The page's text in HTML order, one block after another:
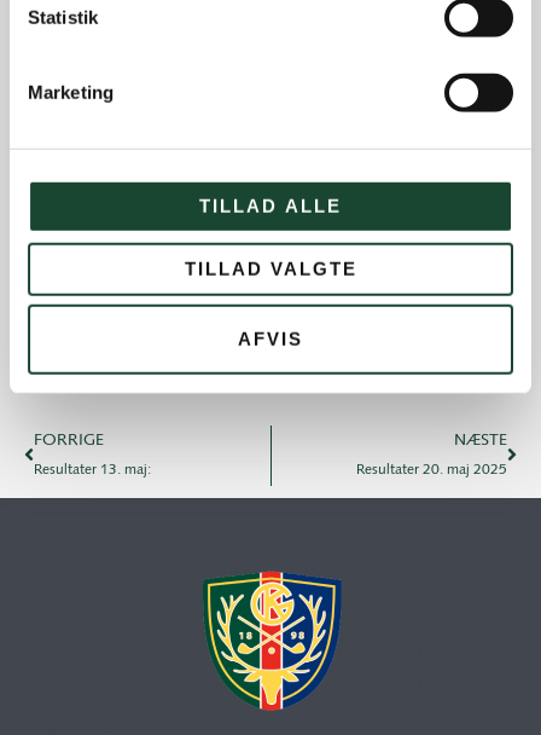
Statistik
Marketing
TILLAD ALLE
TILLAD VALGTE
AFVIS
Klubblad + Årsblad
Nyhedsbreve
Sociale arrangementer
Tirsdagsklubben resultater
FORRIGE
Resultater 13. maj:
NÆSTE
Resultater 20. maj 2025